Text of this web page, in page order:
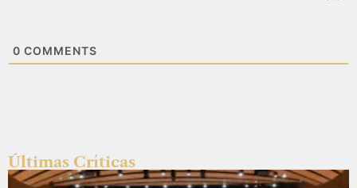
0 COMMENTS
Últimas Críticas